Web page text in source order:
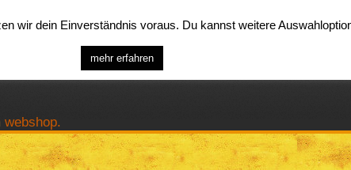
webshop.
wir dein Einverständnis voraus. Du kannst weitere
mehr erfahren